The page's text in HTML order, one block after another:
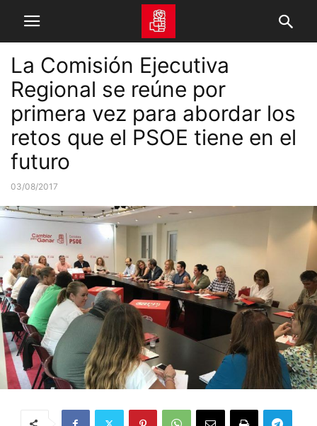
La Comisión Ejecutiva
Regional se reúne por
primera vez para abordar los
retos que el PSOE tiene en el
futuro
03/08/2017